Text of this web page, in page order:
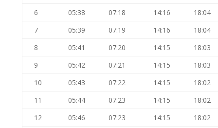
6
05:38 07:18 14:16
18:04
7
05:39 07:19 14:16
18:04
8
05:41 07:20 14:15
18:03
9
05:42 07:21 14:15
18:03
10
05:43 07:22 14:15
18:02
11
05:44 07:23 14:15
18:02
12
05:46 07:23 14:15
18:02